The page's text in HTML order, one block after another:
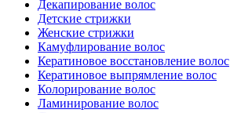
Декапирование волос
Детские стрижки
Женские стрижки
Камуфлирование волос
Кератиновое восстановление волос
Кератиновое выпрямление волос
Колорирование волос
Ламинирование волос